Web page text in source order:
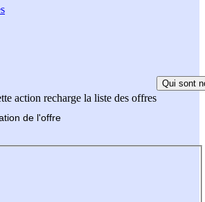
action recharge la liste des offres
Qui sont
de l'offre